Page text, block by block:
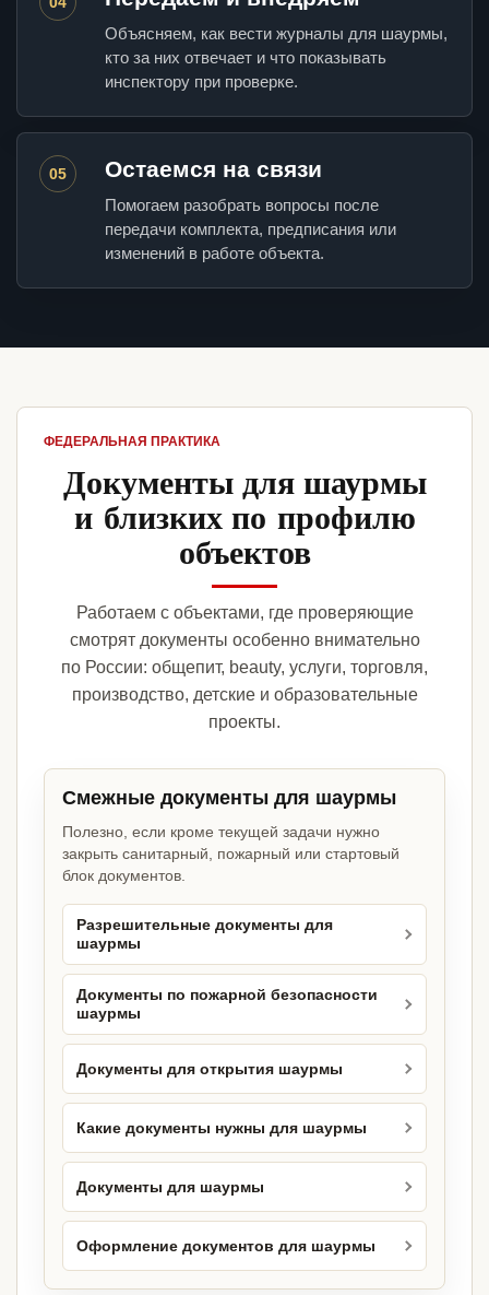
Объясняем, как вести журналы для шаурмы,
кто за них отвечает и что показывать
инспектору при проверке.
05 Остаемся на связи
Помогаем разобрать вопросы после
передачи комплекта, предписания или
изменений в работе объекта.
ФЕДЕРАЛЬНАЯ ПРАКТИКА
Документы для шаурмы
и близких по профилю
объектов
Работаем с объектами, где проверяющие
смотрят документы особенно внимательно
по России: общепит, beauty, услуги, торговля,
производство, детские и образовательные
проекты.
Смежные документы для шаурмы
Полезно, если кроме текущей задачи нужно
закрыть санитарный, пожарный или стартовый
блок документов.
Разрешительные документы для
шаурмы
Документы по пожарной безопасности
шаурмы
Документы для открытия шаурмы
Какие документы нужны для шаурмы
Документы для шаурмы
Оформление документов для шаурмы